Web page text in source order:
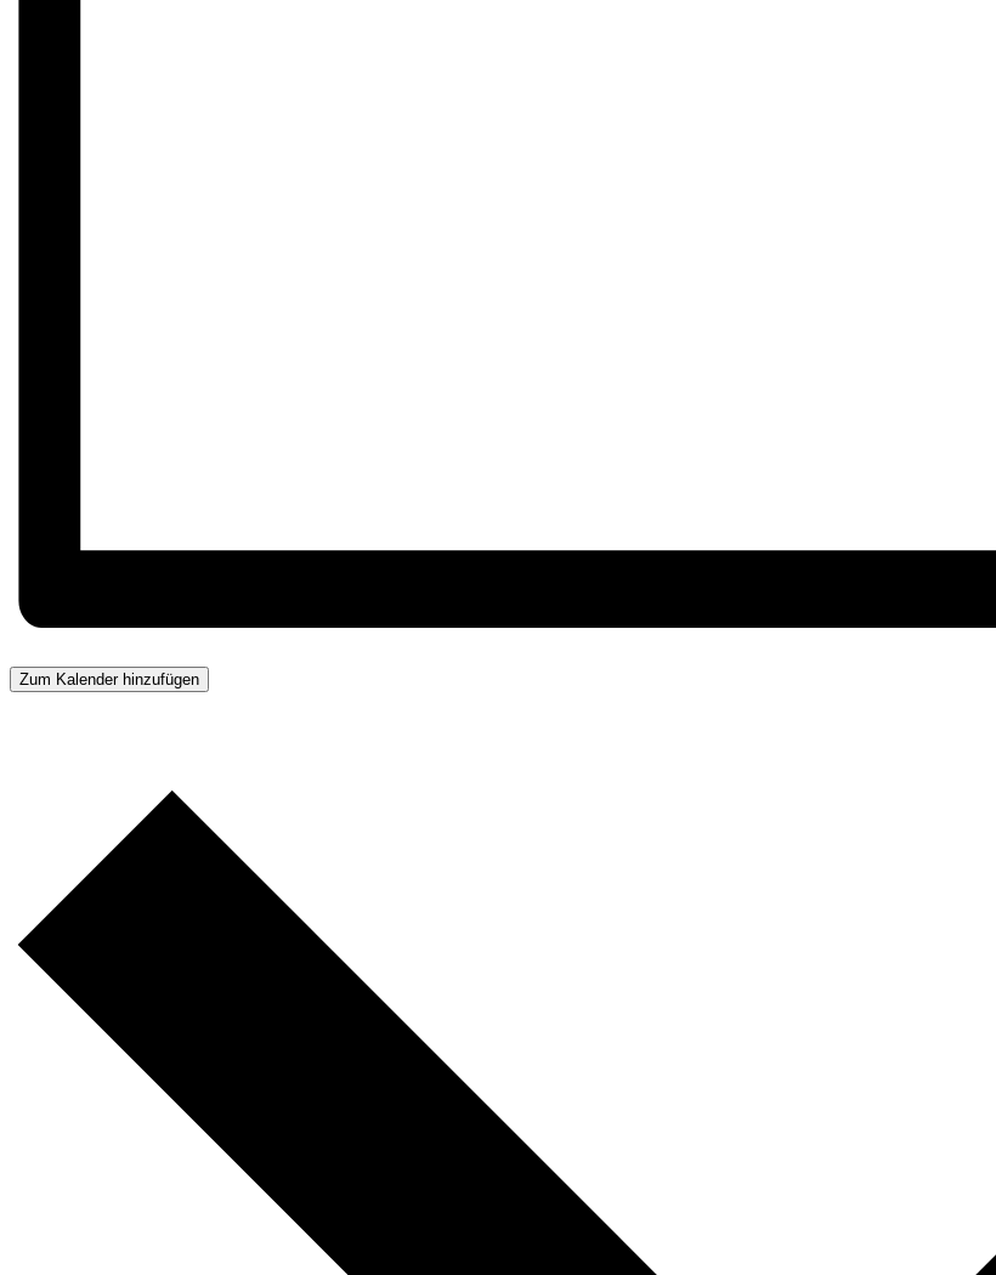
Zum Kalender hinzufügen